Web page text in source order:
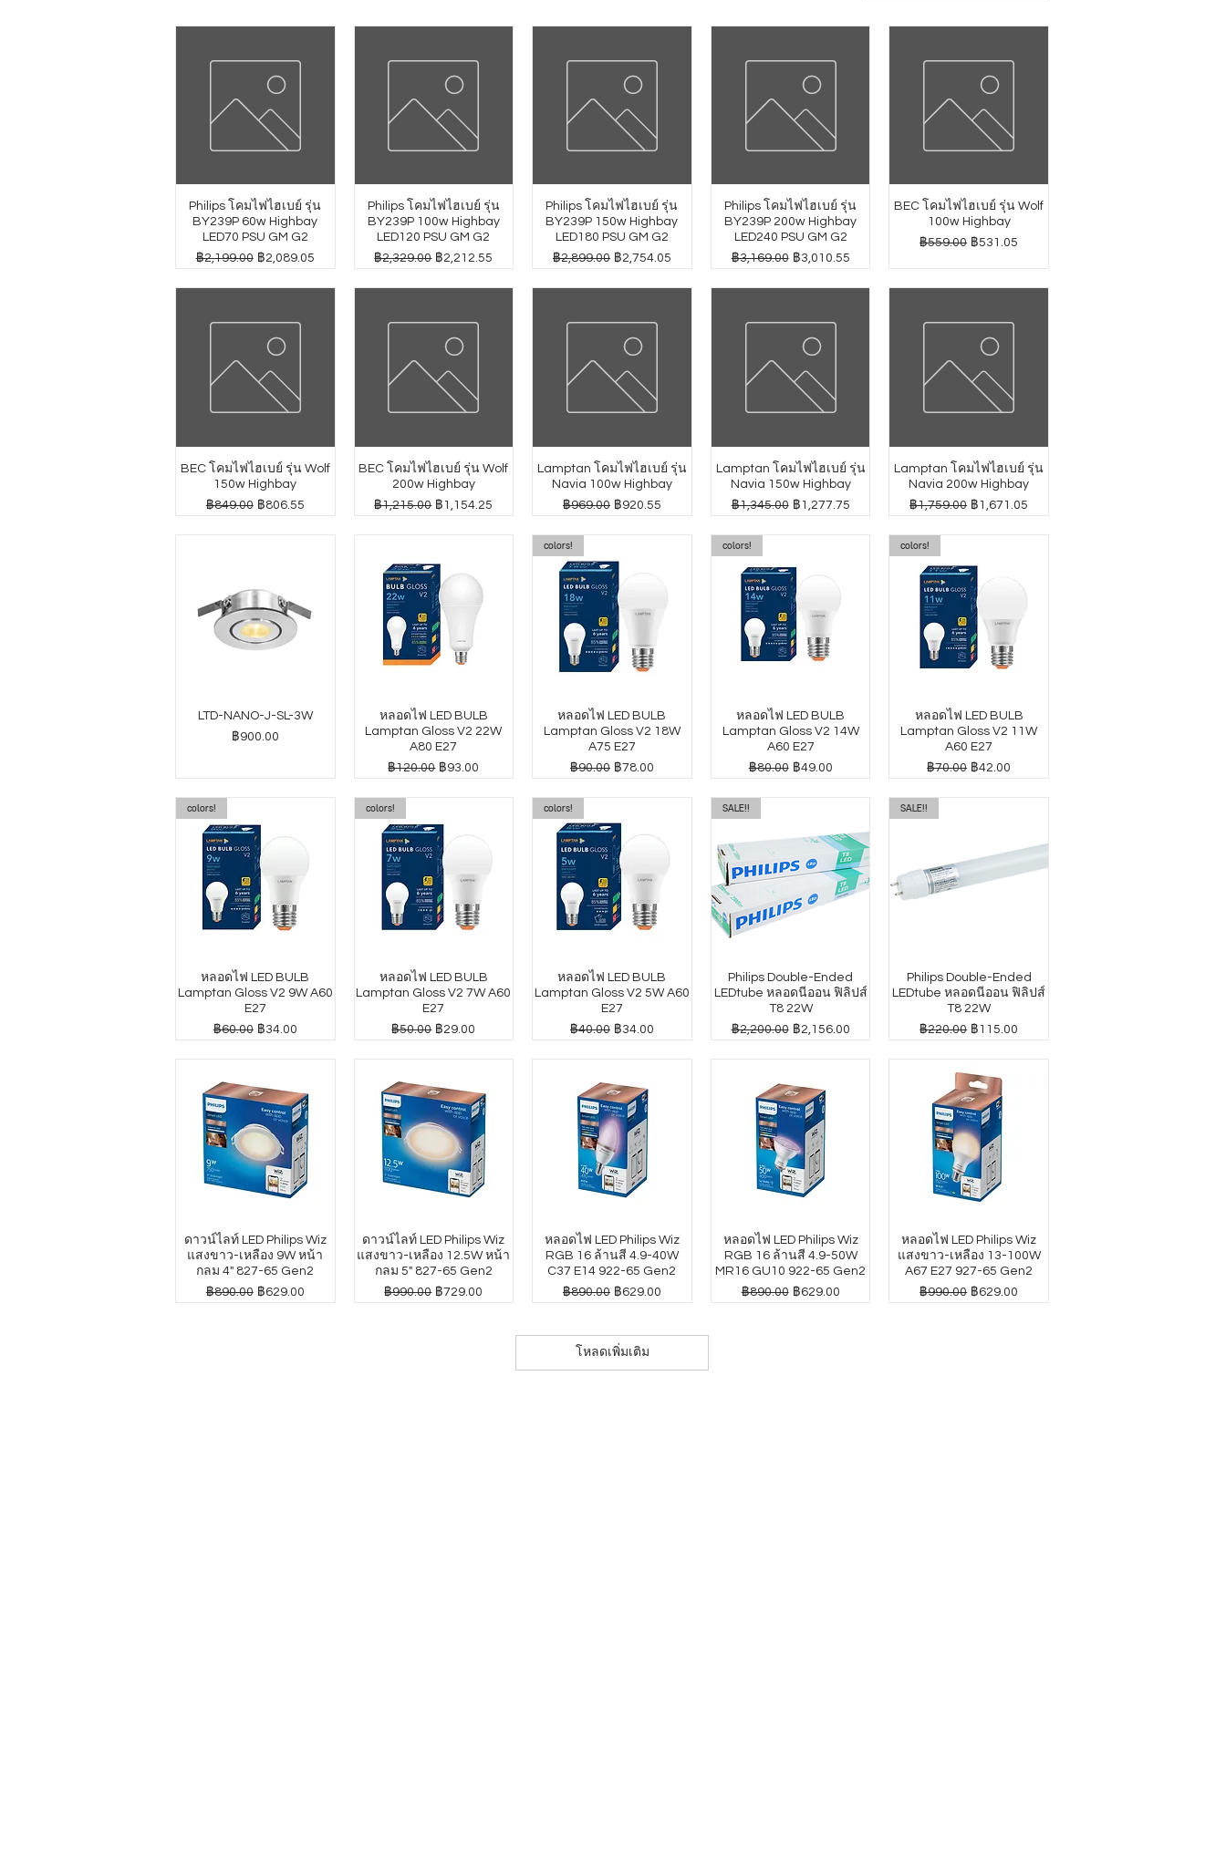
Philips โคมไฟไฮเบย์ รุ่น
BY239P 60w Highbay
LED70 PSU GM G2
ราคาปกติ
฿2,199.00 ราคาขายลด
฿2,089.05
Philips โคมไฟไฮเบย์ รุ่น
BY239P 100w Highbay
LED120 PSU GM G2
ราคาปกติ
฿2,329.00 ราคาขายลด
฿2,212.55
Philips โคมไฟไฮเบย์ รุ่น
BY239P 150w Highbay
LED180 PSU GM G2
ราคาปกติ
฿2,899.00 ราคาขายลด
฿2,754.05
Philips โคมไฟไฮเบย์ รุ่น
BY239P 200w Highbay
LED240 PSU GM G2
ราคาปกติ
฿3,169.00 ราคาขายลด
฿3,010.55
BEC โคมไฟไฮเบย์ รุ่น Wolf
100w Highbay
ราคาปกติ
฿559.00 ราคาขายลด
฿531.05
BEC โคมไฟไฮเบย์ รุ่น Wolf
150w Highbay
ราคาปกติ
฿849.00 ราคาขายลด
฿806.55
BEC โคมไฟไฮเบย์ รุ่น Wolf
200w Highbay
ราคาปกติ
฿1,215.00 ราคาขายลด
฿1,154.25
Lamptan โคมไฟไฮเบย์ รุ่น
Navia 100w Highbay
ราคาปกติ
฿969.00 ราคาขายลด
฿920.55
Lamptan โคมไฟไฮเบย์ รุ่น
Navia 150w Highbay
ราคาปกติ
฿1,345.00 ราคาขายลด
฿1,277.75
Lamptan โคมไฟไฮเบย์ รุ่น
Navia 200w Highbay
ราคาปกติ
฿1,759.00 ราคาขายลด
฿1,671.05
LTD-NANO-J-SL-3W
ราคา
฿900.00
หลอดไฟ LED BULB
Lamptan Gloss V2 22W
A80 E27
ราคาปกติ
฿120.00 ราคาขายลด
฿93.00
colors!
หลอดไฟ LED BULB
Lamptan Gloss V2 18W
A75 E27
ราคาปกติ
฿90.00 ราคาขายลด
฿78.00
colors!
หลอดไฟ LED BULB
Lamptan Gloss V2 14W
A60 E27
ราคาปกติ
฿80.00 ราคาขายลด
฿49.00
colors!
หลอดไฟ LED BULB
Lamptan Gloss V2 11W
A60 E27
ราคาปกติ
฿70.00 ราคาขายลด
฿42.00
colors!
หลอดไฟ LED BULB
Lamptan Gloss V2 9W A60
E27
ราคาปกติ
฿60.00 ราคาขายลด
฿34.00
colors!
หลอดไฟ LED BULB
Lamptan Gloss V2 7W A60
E27
ราคาปกติ
฿50.00 ราคาขายลด
฿29.00
colors!
หลอดไฟ LED BULB
Lamptan Gloss V2 5W A60
E27
ราคาปกติ
฿40.00 ราคาขายลด
฿34.00
SALE!!
Philips Double-Ended
LEDtube หลอดนีออน ฟิลิปส์
T8 22W
ราคาปกติ
฿2,200.00 ราคาขายลด
฿2,156.00
SALE!!
Philips Double-Ended
LEDtube หลอดนีออน ฟิลิปส์
T8 22W
ราคาปกติ
฿220.00 ราคาขายลด
฿115.00
ดาวน์ไลท์ LED Philips Wiz
แสงขาว-เหลือง 9W หน้า
กลม 4" 827-65 Gen2
ราคาปกติ
฿890.00 ราคาขายลด
฿629.00
ดาวน์ไลท์ LED Philips Wiz
แสงขาว-เหลือง 12.5W หน้า
กลม 5" 827-65 Gen2
ราคาปกติ
฿990.00 ราคาขายลด
฿729.00
หลอดไฟ LED Philips Wiz
RGB 16 ล้านสี 4.9-40W
C37 E14 922-65 Gen2
ราคาปกติ
฿890.00 ราคาขายลด
฿629.00
หลอดไฟ LED Philips Wiz
RGB 16 ล้านสี 4.9-50W
MR16 GU10 922-65 Gen2
ราคาปกติ
฿890.00 ราคาขายลด
฿629.00
หลอดไฟ LED Philips Wiz
แสงขาว-เหลือง 13-100W
A67 E27 927-65 Gen2
ราคาปกติ
฿990.00 ราคาขายลด
฿629.00
โหลดเพิ่มเติม